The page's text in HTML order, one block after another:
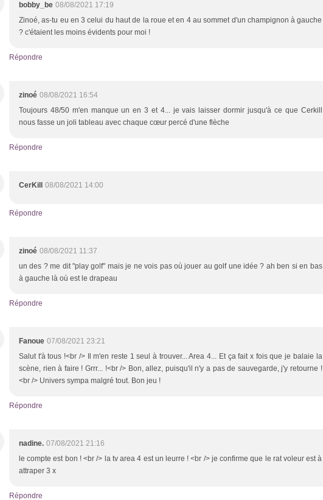
bobby_be 08/08/2021 17:19
Zinoé, as-tu eu en 3 celui du haut de la roue et en 4 au sommet d'un champignon à gauche
? c'étaient les moins évidents pour moi !
Répondre
zinoé 08/08/2021 16:54
Toujours 48/50 m'en manque un en 3 et 4... je vais laisser dormir jusqu'à ce que Cerkill
nous fasse un joli tableau avec chaque cœur percé d'une flèche
Répondre
CerKill 08/08/2021 14:00
Répondre
zinoé 08/08/2021 11:37
un des ? me dit "play golf" mais je ne vois pas où jouer au golf une idée ? ah ben si en bas
à gauche là où est le drapeau
Répondre
Fanoue 07/08/2021 23:21
Salut t'à tous !<br /> Il m'en reste 1 seul à trouver... Area 4... Et ça fait x fois que je balaie la
scène, rien à faire ! Grrr... !<br /> Bon, allez, puisqu'il n'y a pas de sauvegarde, j'y retourne !
<br /> Univers sympa malgré tout. Bon jeu !
Répondre
nadine. 07/08/2021 21:16
le compte est bon ! <br /> la tv area 4 est un leurre ! <br /> je confirme que le rat voleur est à
attraper 3 x
Répondre